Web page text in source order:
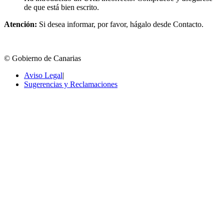
de que está bien escrito.
Atención: Si desea informar, por favor, hágalo desde Contacto.
© Gobierno de Canarias
Aviso Legal|
Sugerencias y Reclamaciones